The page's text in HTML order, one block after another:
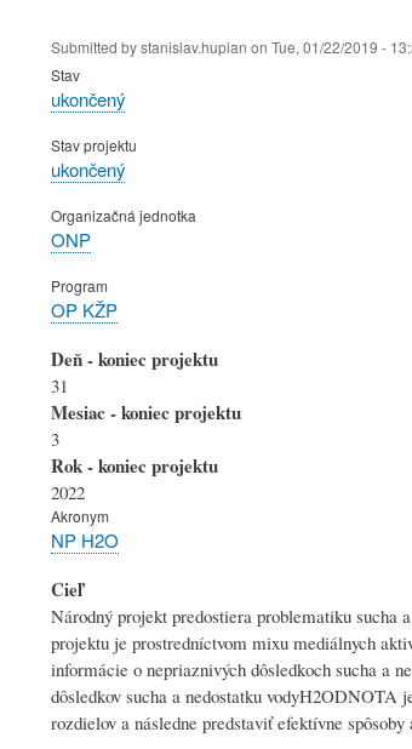
Submitted bystanislav.hupian on Tue, 01/22/2019 -
Stav
ukončený
Stav projektu
ukončený
Organizačná jednotka
ONP
Program
OP KŽP
Deň - koniec projektu
31
Mesiac - koniec projektu
3
Rok - koniec projektu
2022
Akronym
NP H2O
Cieľ
Národný projekt predostiera problematiku sucha
projektu je prostredníctvom mixu mediálnych
informácie o nepriaznivých dôsledkoch sucha a
dôsledkov sucha a nedostatku vodyH2ODNOTA
rozdielov a následne predstaviť efektívne